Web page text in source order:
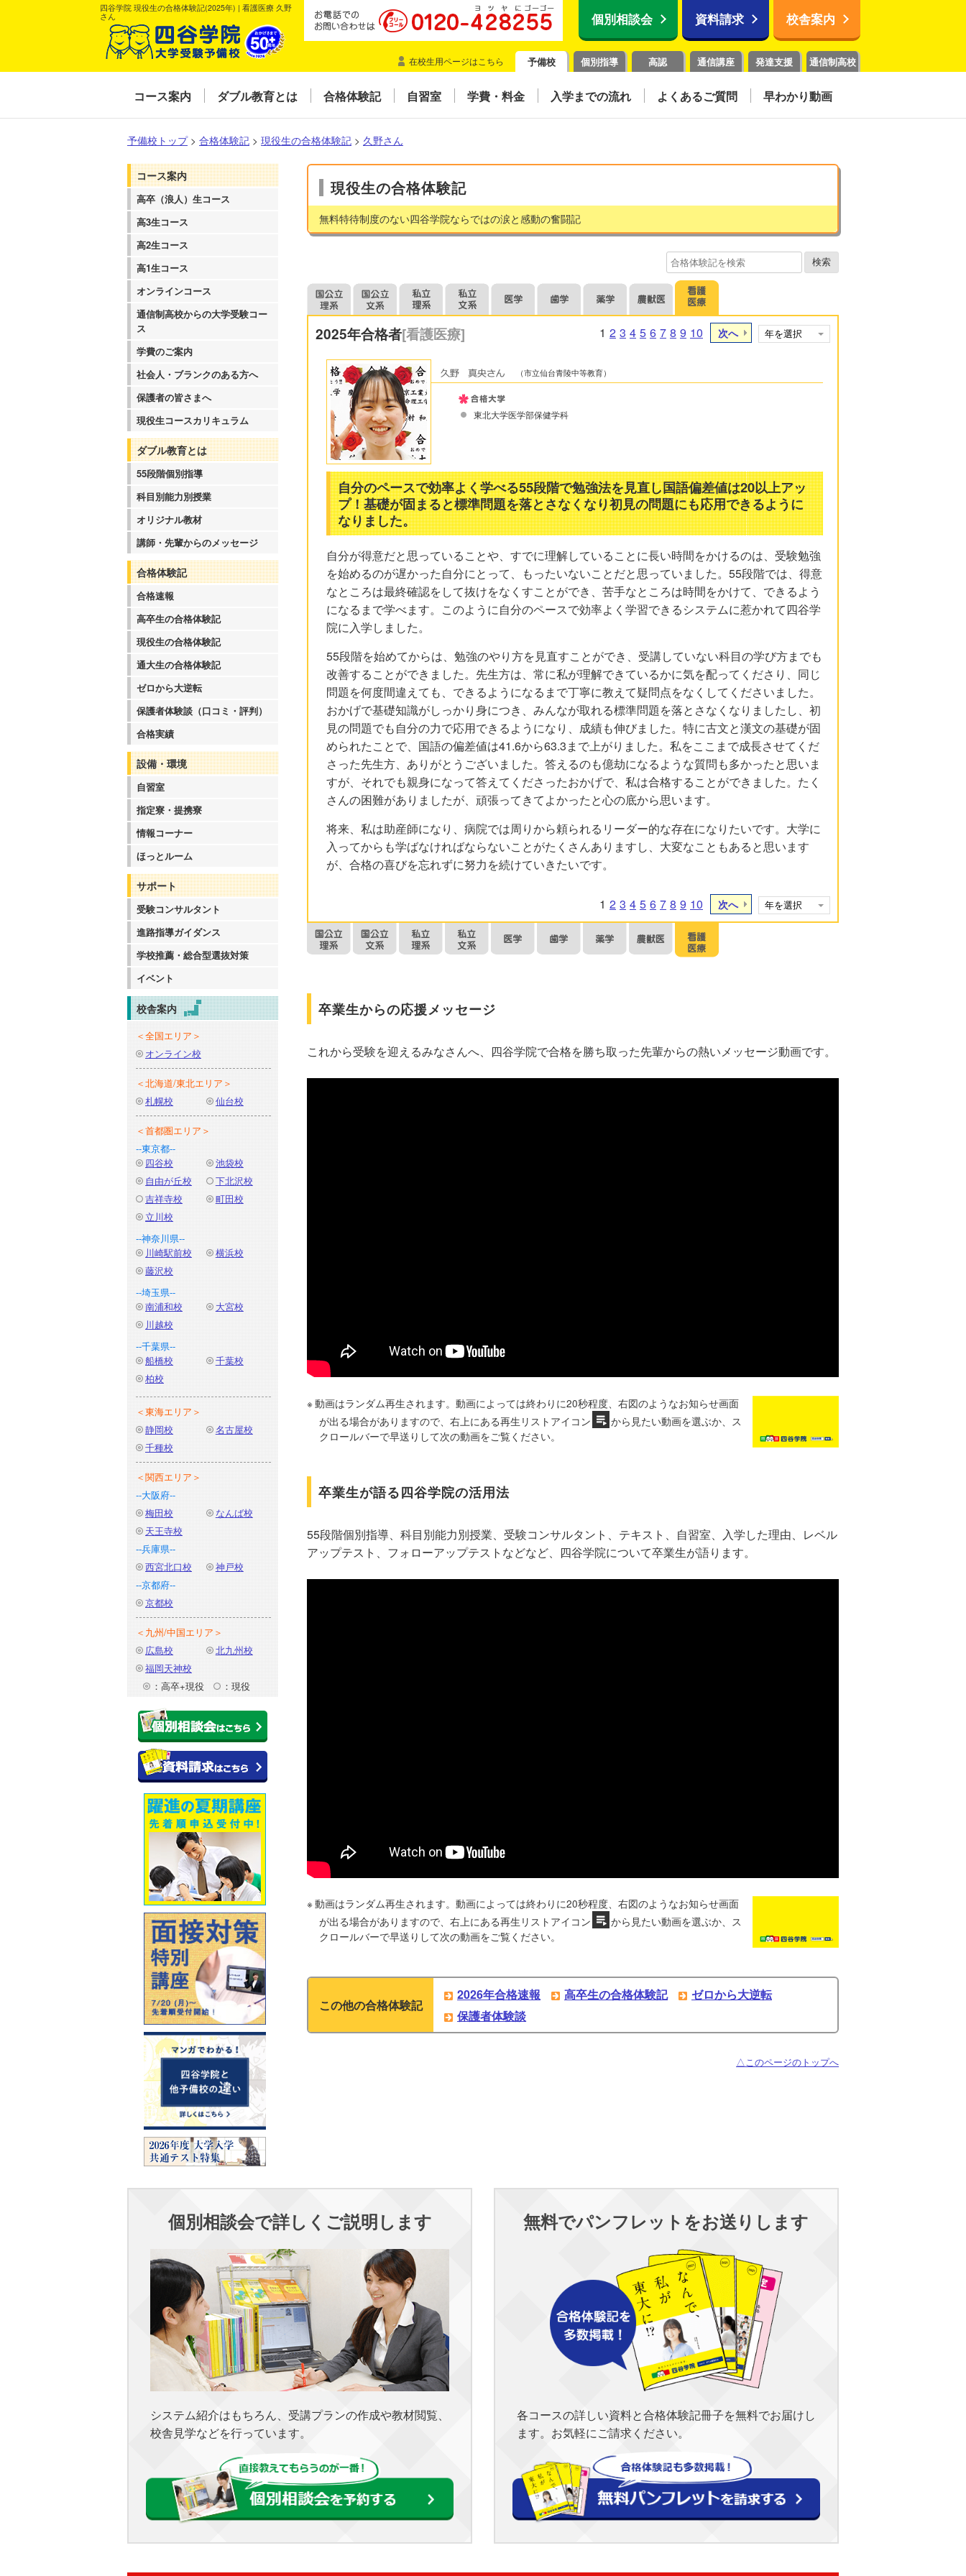
四谷学院 現役生の合格体験記(2025年) | 看護医療 久野
さん
個別相談会 資料請求 校舎案内
在校生用ページはこちら 予備校 個別指導 高認 通信講座 発達支援 通信制高校
コース案内 ダブル教育とは 合格体験記 自習室 学費・料金 入学までの流れ よくあるご質問 早わかり動画
予備校トップ > 合格体験記 > 現役生の合格体験記 > 久野さん
コース案内
高卒（浪人）生コース
高3生コース
高2生コース
高1生コース
オンラインコース
通信制高校からの大学受験コー
ス
学費のご案内
社会人・ブランクのある方へ
保護者の皆さまへ
現役生コースカリキュラム
ダブル教育とは
55段階個別指導
科目別能力別授業
オリジナル教材
講師・先輩からのメッセージ
合格体験記
合格速報
高卒生の合格体験記
現役生の合格体験記
通大生の合格体験記
ゼロから大逆転
保護者体験談（口コミ・評判）
合格実績
設備・環境
自習室
指定寮・提携寮
情報コーナー
ほっとルーム
サポート
受験コンサルタント
進路指導ガイダンス
学校推薦・総合型選抜対策
イベント
校舎案内
＜全国エリア＞
オンライン校
＜北海道/東北エリア＞
札幌校
仙台校
＜首都圏エリア＞
--東京都--
四谷校
池袋校
自由が丘校
下北沢校
吉祥寺校
町田校
立川校
--神奈川県--
川崎駅前校
横浜校
藤沢校
--埼玉県--
南浦和校
大宮校
川越校
--千葉県--
船橋校
千葉校
柏校
＜東海エリア＞
静岡校
名古屋校
千種校
＜関西エリア＞
--大阪府--
梅田校
なんば校
天王寺校
--兵庫県--
西宮北口校
神戸校
--京都府--
京都校
＜九州/中国エリア＞
広島校
北九州校
福岡天神校
：高卒+現役
：現役
現役生の合格体験記
無料特待制度のない四谷学院ならではの涙と感動の奮闘記
2025年合格者[看護医療] 1 2 3 4 5 6 7 8 9 10 次へ
（市立仙台青陵中等教育）
東北大学医学部保健学科
自分のペースで効率よく学べる55段階で勉強法を見直し国語偏差値は20以上アッ
プ！基礎が固まると標準問題を落とさなくなり初見の問題にも応用できるように
なりました。
自分が得意だと思っていることや、すでに理解していることに長い時間をかけるのは、受験勉強
を始めるのが遅かった自分にとって、もったいないことだと思っていました。55段階では、得意
なところは最終確認をして抜けをなくすことができ、苦手なところは時間をかけて、できるよう
になるまで学べます。このように自分のペースで効率よく学習できるシステムに惹かれて四谷学
院に入学しました。
55段階を始めてからは、勉強のやり方を見直すことができ、受講していない科目の学び方までも
改善することができました。先生方は、常に私が理解できているかに気を配ってくださり、同じ
問題を何度間違えても、できるようになるまで丁寧に教えて疑問点をなくしてくださいました。
おかげで基礎知識がしっかり身につき、みんなが取れる標準問題を落とさなくなりましたし、初
見の問題でも自分の力で応用できるようになり、成績も伸びました。特に古文と漢文の基礎が固
められたことで、国語の偏差値は41.6から63.3まで上がりました。私をここまで成長させてくだ
さった先生方、ありがとうございました。答えるのも億劫になるような質問も多かったと思いま
すが、それでも親身になって答えてくださったおかげで、私は合格することができました。たく
さんの困難がありましたが、頑張ってきてよかったと心の底から思います。
将来、私は助産師になり、病院では周りから頼られるリーダー的な存在になりたいです。大学に
入ってからも学ばなければならないことがたくさんありますし、大変なこともあると思います
が、合格の喜びを忘れずに努力を続けていきたいです。
1 2 3 4 5 6 7 8 9 10 次へ
卒業生からの応援メッセージ
これから受験を迎えるみなさんへ、四谷学院で合格を勝ち取った先輩からの熱いメッセージ動画です。
動画はランダム再生されます。動画によっては終わりに20秒程度、右図のようなお知らせ画面
が出る場合がありますので、右上にある再生リストアイコン
から見たい動画を選ぶか、ス
クロールバーで早送りして次の動画をご覧ください。
卒業生が語る四谷学院の活用法
55段階個別指導、科目別能力別授業、受験コンサルタント、テキスト、自習室、入学した理由、レベル
アップテスト、フォローアップテストなどなど、四谷学院について卒業生が語ります。
動画はランダム再生されます。動画によっては終わりに20秒程度、右図のようなお知らせ画面
が出る場合がありますので、右上にある再生リストアイコン
から見たい動画を選ぶか、ス
クロールバーで早送りして次の動画をご覧ください。
この他の合格体験記
2026年合格速報 高卒生の合格体験記
ゼロから大逆転
保護者体験談
△このページのトップへ
個別相談会で詳しくご説明します
システム紹介はもちろん、受講プランの作成や教材閲覧、
校舎見学などを行っています。
無料でパンフレットをお送りします
各コースの詳しい資料と合格体験記冊子を無料でお届けし
ます。お気軽にご請求ください。